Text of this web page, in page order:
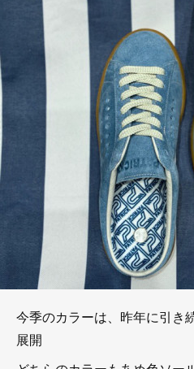
今季のカラーは、昨年に引き
展開